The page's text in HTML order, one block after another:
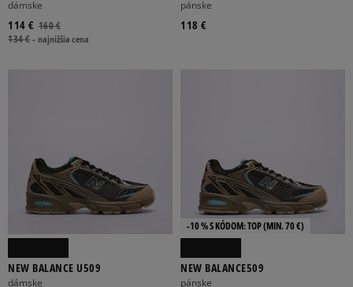
dámske
160 €
114 €
134 €-najnižšia cena
pánske
118 €
NEW BALANCE U509
dámske
-10 % S KÓDOM: TOP (MIN. 70 €)
NEW BALANCE509
pánske